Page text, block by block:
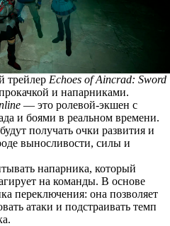
трейлер Echoes of Aincrad: Sword
и напарниками.
— это ролевой-экшен с
и боями в реальном времени.
получать очки развития и
выносливости, силы и
напарника, который
на команды. В основе
переключения: она позволяет
атаки и подстраивать темп